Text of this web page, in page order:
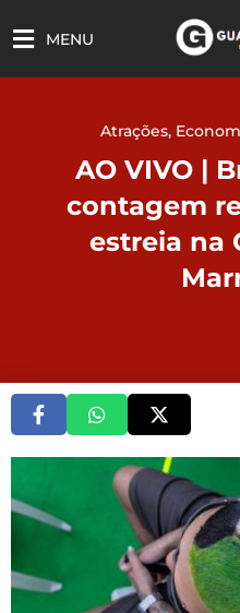
para
MENU
Atrações,
AO VIVO |
contagem
estreia na